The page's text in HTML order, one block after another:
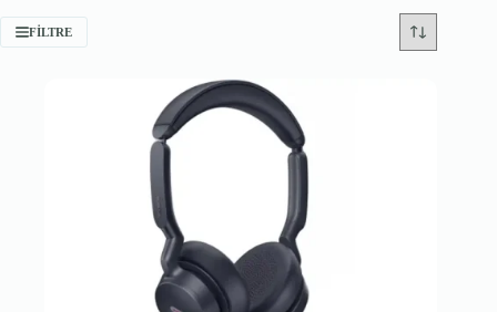
FILTRE